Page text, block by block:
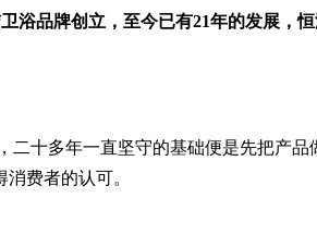
浴品牌创立，至今已有21年的发展，
二十多年一直坚守的基础便是先把产
费者的认可。